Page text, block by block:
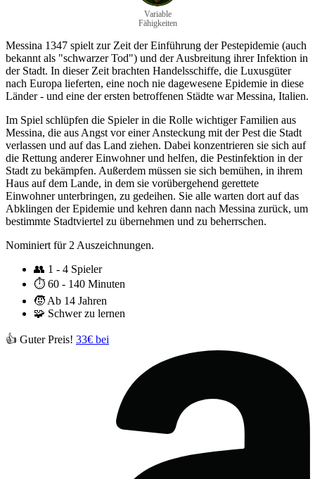
Variable
Fähigkeiten
Messina 1347 spielt zur Zeit der Einführung der Pestepidemie (auch
bekannt als "schwarzer Tod") und der Ausbreitung ihrer Infektion in
der Stadt. In dieser Zeit brachten Handelsschiffe, die Luxusgüter
nach Europa lieferten, eine noch nie dagewesene Epidemie in diese
Länder - und eine der ersten betroffenen Städte war Messina, Italien.
Im Spiel schlüpfen die Spieler in die Rolle wichtiger Familien aus
Messina, die aus Angst vor einer Ansteckung mit der Pest die Stadt
verlassen und auf das Land ziehen. Dabei konzentrieren sie sich auf
die Rettung anderer Einwohner und helfen, die Pestinfektion in der
Stadt zu bekämpfen. Außerdem müssen sie sich bemühen, in ihrem
Haus auf dem Lande, in dem sie vorübergehend gerettete
Einwohner unterbringen, zu gedeihen. Sie alle warten dort auf das
Abklingen der Epidemie und kehren dann nach Messina zurück, um
bestimmte Stadtviertel zu übernehmen und zu beherrschen.
Nominiert für 2 Auszeichnungen.
👥 1 - 4 Spieler
⏱️ 60 - 140 Minuten
🧒 Ab 14 Jahren
🧩 Schwer zu lernen
👍 Guter Preis! 33€ bei